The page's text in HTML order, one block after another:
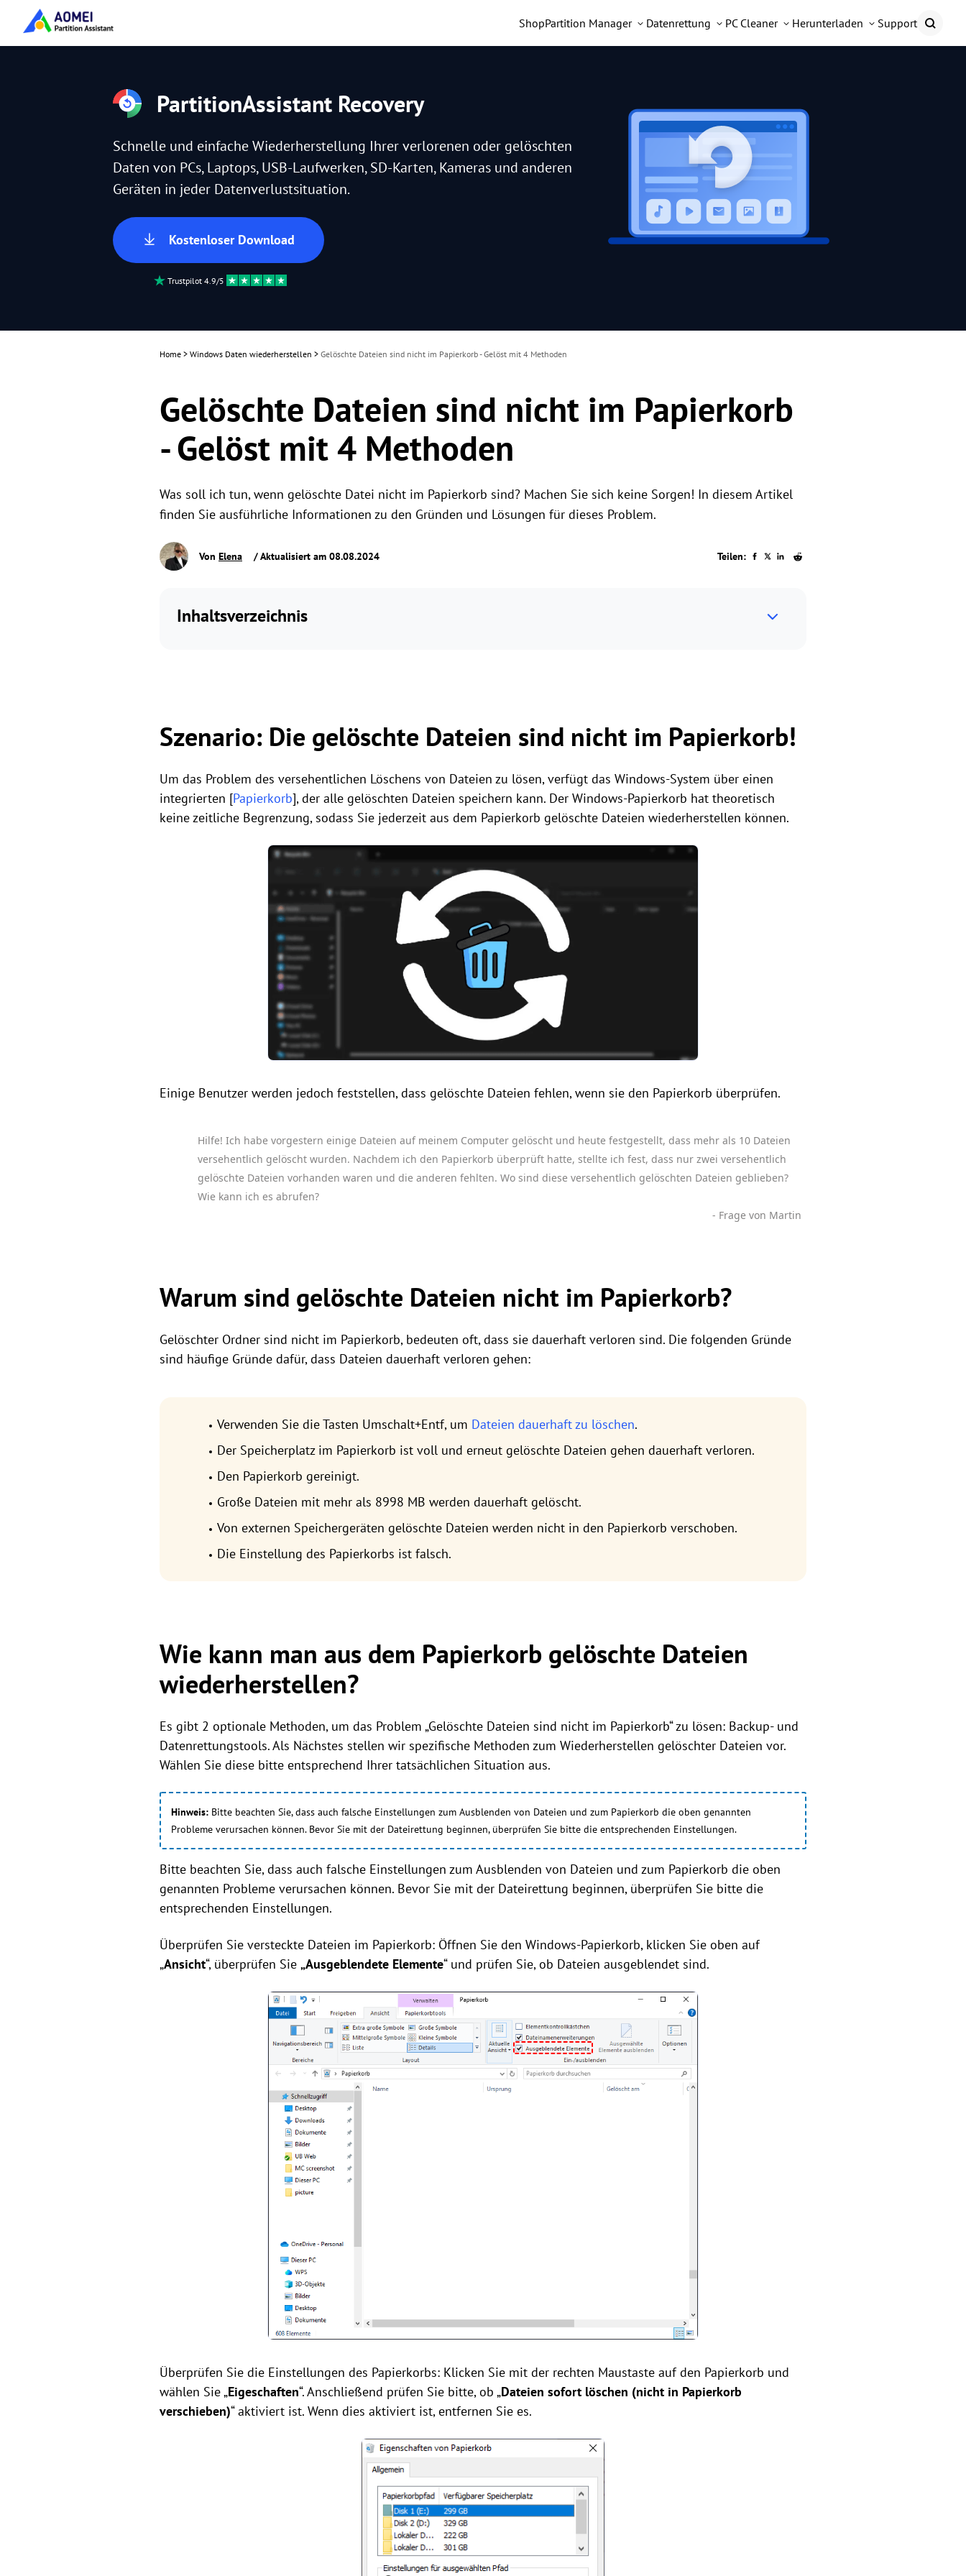
ShopPartition Manager Datenrettung PC Cleaner Herunterladen Support
PartitionAssistant Recovery
Schnelle und einfache Wiederherstellung Ihrer verlorenen oder gelöschten
Daten von PCs, Laptops, USB-Laufwerken, SD-Karten, Kameras und anderen
Geräten in jeder Datenverlustsituation.
Kostenloser Download
Trustpilot 4.9/5
Home > Windows Daten wiederherstellen > Gelöschte Dateien sind nicht im Papierkorb - Gelöst mit 4 Methoden
Gelöschte Dateien sind nicht im Papierkorb
- Gelöst mit 4 Methoden
Was soll ich tun, wenn gelöschte Datei nicht im Papierkorb sind? Machen Sie sich keine Sorgen! In diesem Artikel
finden Sie ausführliche Informationen zu den Gründen und Lösungen für dieses Problem.
Von Elena / Aktualisiert am 08.08.2024 Teilen:
Inhaltsverzeichnis
Szenario: Die gelöschte Dateien sind nicht im Papierkorb!
Um das Problem des versehentlichen Löschens von Dateien zu lösen, verfügt das Windows-System über einen
integrierten [Papierkorb], der alle gelöschten Dateien speichern kann. Der Windows-Papierkorb hat theoretisch
keine zeitliche Begrenzung, sodass Sie jederzeit aus dem Papierkorb gelöschte Dateien wiederherstellen können.
Einige Benutzer werden jedoch feststellen, dass gelöschte Dateien fehlen, wenn sie den Papierkorb überprüfen.
Hilfe! Ich habe vorgestern einige Dateien auf meinem Computer gelöscht und heute festgestellt, dass mehr als 10 Dateien
versehentlich gelöscht wurden. Nachdem ich den Papierkorb überprüft hatte, stellte ich fest, dass nur zwei versehentlich
gelöschte Dateien vorhanden waren und die anderen fehlten. Wo sind diese versehentlich gelöschten Dateien geblieben?
Wie kann ich es abrufen?
- Frage von Martin
Warum sind gelöschte Dateien nicht im Papierkorb?
Gelöschter Ordner sind nicht im Papierkorb, bedeuten oft, dass sie dauerhaft verloren sind. Die folgenden Gründe
sind häufige Gründe dafür, dass Dateien dauerhaft verloren gehen:
Verwenden Sie die Tasten Umschalt+Entf, um Dateien dauerhaft zu löschen.
Der Speicherplatz im Papierkorb ist voll und erneut gelöschte Dateien gehen dauerhaft verloren.
Den Papierkorb gereinigt.
Große Dateien mit mehr als 8998 MB werden dauerhaft gelöscht.
Von externen Speichergeräten gelöschte Dateien werden nicht in den Papierkorb verschoben.
Die Einstellung des Papierkorbs ist falsch.
Wie kann man aus dem Papierkorb gelöschte Dateien
wiederherstellen?
Es gibt 2 optionale Methoden, um das Problem „Gelöschte Dateien sind nicht im Papierkorb“ zu lösen: Backup- und
Datenrettungstools. Als Nächstes stellen wir spezifische Methoden zum Wiederherstellen gelöschter Dateien vor.
Wählen Sie diese bitte entsprechend Ihrer tatsächlichen Situation aus.
Hinweis: Bitte beachten Sie, dass auch falsche Einstellungen zum Ausblenden von Dateien und zum Papierkorb die oben genannten
Probleme verursachen können. Bevor Sie mit der Dateirettung beginnen, überprüfen Sie bitte die entsprechenden Einstellungen.
Bitte beachten Sie, dass auch falsche Einstellungen zum Ausblenden von Dateien und zum Papierkorb die oben
genannten Probleme verursachen können. Bevor Sie mit der Dateirettung beginnen, überprüfen Sie bitte die
entsprechenden Einstellungen.
Überprüfen Sie versteckte Dateien im Papierkorb: Öffnen Sie den Windows-Papierkorb, klicken Sie oben auf
„Ansicht“, überprüfen Sie „Ausgeblendete Elemente“ und prüfen Sie, ob Dateien ausgeblendet sind.
Überprüfen Sie die Einstellungen des Papierkorbs: Klicken Sie mit der rechten Maustaste auf den Papierkorb und
wählen Sie „Eigeschaften“. Anschließend prüfen Sie bitte, ob „Dateien sofort löschen (nicht in Papierkorb
verschieben)“ aktiviert ist. Wenn dies aktiviert ist, entfernen Sie es.